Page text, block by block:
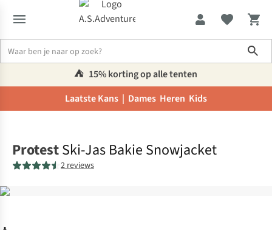
⛺️ 15% korting op alle tenten
Laatste Kans | Dames Heren Kids
ProtestSki-Jas Bakie Snowjacket
2 reviews